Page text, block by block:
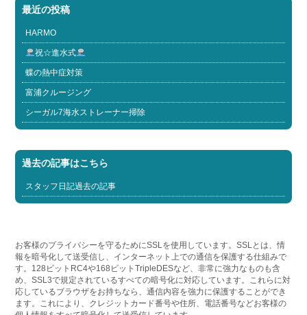
最近の投稿
HARMO
祝☆進水式
蝶の熱中症対策
富浦クルージング
シーガル7海水ストレーナー掃除
過去の記事はこちら
スタッフ日記過去の記事
お客様のプライバシーを守るためにSSLを使用しています。SSLとは、情
報を暗号化して送受信し、インターネット上での通信を保護する仕組みで
す。128ビットRC4や168ビットTripleDESなど、非常に強力なものも含
め、SSL3で規定されているすべての暗号化に対応しています。これらに対
応しているブラウザをお持ちなら、通信内容を強力に保護することができ
ます。これにより、クレジットカード番号や住所、電話番号などお客様の